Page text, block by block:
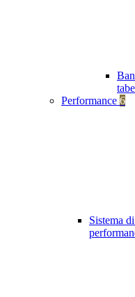
Performance 6
Sistema